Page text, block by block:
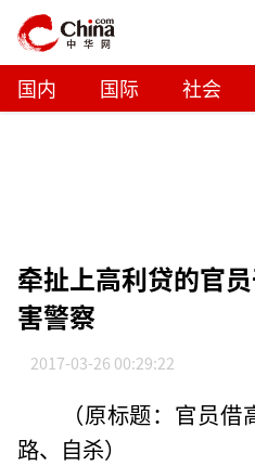
国内 国际 社会
牵扯上高利贷的官
害警察
2017-03-26 00:29:22
（原标题：官员
路、自杀）